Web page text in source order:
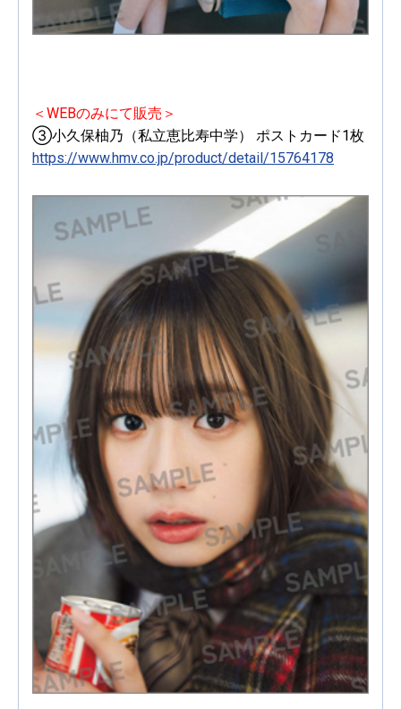
＜WEBのみにて販売＞
③小久保柚乃（私立恵比寿中学） ポストカード1枚
https://www.hmv.co.jp/product/detail/15764178